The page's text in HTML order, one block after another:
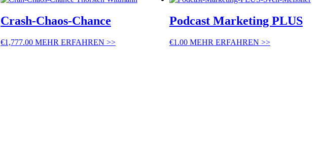
Crash-Chaos-Chance
€1,777.00 MEHR ERFAHREN >>
Podcast Marketing PLUS
€1.00 MEHR ERFAHREN >>